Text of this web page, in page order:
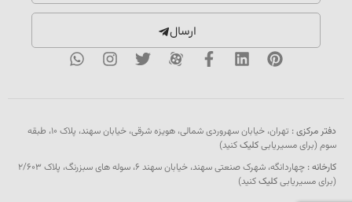
ارسال
دفتر مرکزی :
تهران، خیابان سهروردی شمالی، هویزه شرقی، خیابان سهند، پلاک ۱۰، طبقه
سوم (برای مسیریابیکلیککنید)
کارخانه :
چهاردانگه، شهرک صنعتی سهند، خیابان سهند 6، سوله های سبزرنگ، پلاک 2/603
(برای مسیریابیکلیککنید)